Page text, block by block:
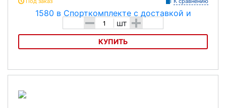
- шт +
КУПИТЬ
Велофляга черная CO-Union CB-1580